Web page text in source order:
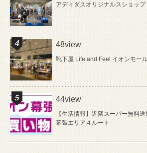
アディダスオリジナルスショップ
48view
靴下屋 Life and Feel イオンモー
44view
【生活情報】近隣スーパー無料
幕張エリア４ルート